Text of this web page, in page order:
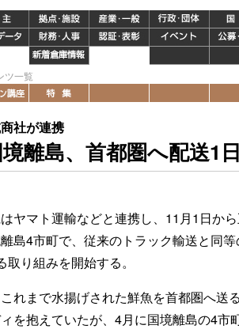
ツ一覧
社が連携
離島、首都圏へ配送1
ヤマト運輸などと連携し、11月1日か
島4市町で、従来のトラック輸送と同
り組みを開始する。
れまで水揚げされた鮮魚を首都圏へ送
を抱えていたが、4月に国境離島の4市